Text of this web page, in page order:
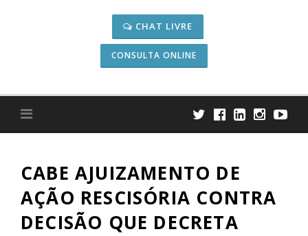
CHAT LIVRE
CONSULTA ONLINE
CABE AJUIZAMENTO DE
AÇÃO RESCISÓRIA CONTRA
DECISÃO QUE DECRETA